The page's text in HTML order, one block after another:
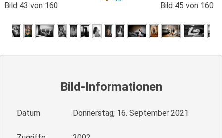
Bild 43 von 160
Bild 45 von 160
Bild-Informationen
Datum Donnerstag, 16. September 2021